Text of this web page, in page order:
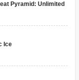
Pyramid: Unlimited
Ice